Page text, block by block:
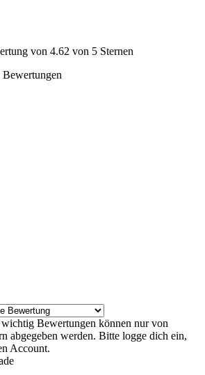
von 4.62 von 5 Sternen
Bewertungen
wichtig Bewertungen können nur von
abgegeben werden. Bitte logge dich ein,
Account.